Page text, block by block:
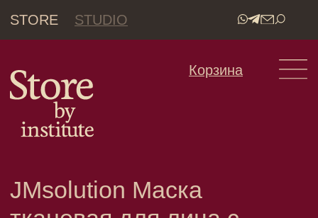
STORE STUDIO
•
JMsolution Маска
ретинолом 1шт
JMsolution